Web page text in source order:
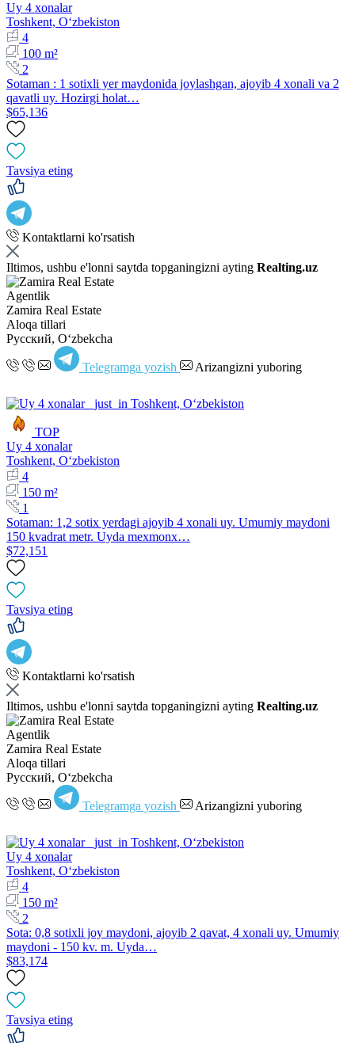
Uy 4 xonalar
Toshkent, Oʻzbekiston
4
100 m²
2
Sotaman : 1 sotixli yer maydonida joylashgan, ajoyib 4 xonali va 2
qavatli uy. Hozirgi holat…
$65,136
Tavsiya eting
Kontaktlarni ko'rsatish
Iltimos, ushbu e'lonni saytda topganingizni ayting Realting.uz
Agentlik
Zamira Real Estate
Aloqa tillari
Русский, Oʻzbekcha
Telegramga yozish Arizangizni yuboring
TOP
Uy 4 xonalar
Toshkent, Oʻzbekiston
4
150 m²
1
Sotaman: 1,2 sotix yerdagi ajoyib 4 xonali uy. Umumiy maydoni
150 kvadrat metr. Uyda mexmonx…
$72,151
Tavsiya eting
Kontaktlarni ko'rsatish
Iltimos, ushbu e'lonni saytda topganingizni ayting Realting.uz
Agentlik
Zamira Real Estate
Aloqa tillari
Русский, Oʻzbekcha
Telegramga yozish Arizangizni yuboring
Uy 4 xonalar
Toshkent, Oʻzbekiston
4
150 m²
2
Sota: 0,8 sotixli joy maydoni, ajoyib 2 qavat, 4 xonali uy. Umumiy
maydoni - 150 kv. m. Uyda…
$83,174
Tavsiya eting